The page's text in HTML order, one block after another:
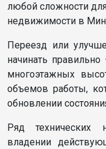
любой сложности
недвижимости в
Переезд или
начинать
многоэтажных
объемов работы,
обновлении
Ряд
владении